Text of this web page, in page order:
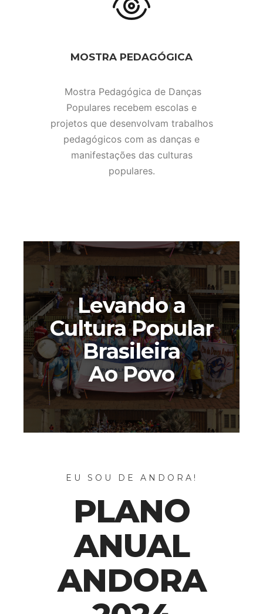
Mostra Pedagógica de Danças
Populares recebem escolas e
projetos que desenvolvam trabalhos
pedagógicos com as danças e
manifestações das culturas
Levando a
Cultura Popular
Brasileira
Ao Povo
EU SOU DE ANDORA!
PLANO
ANUAL
ANDORA